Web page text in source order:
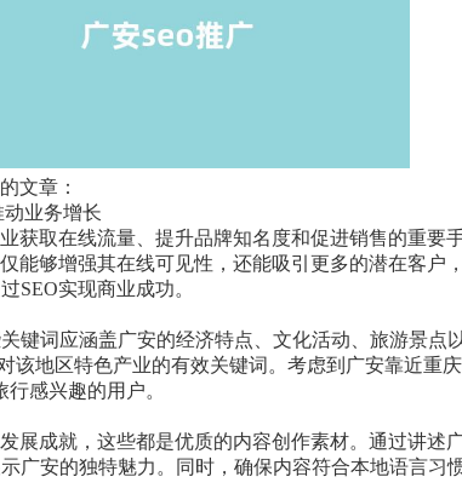
文章：
业务增长
获取在线流量、提升品牌知名度和促进销售的重要
能够增强其在线可见性，还能吸引更多的潜在客户
SEO实现商业成功。
键词应涵盖广安的经济特点、文化活动、旅游景点
该地区特色产业的有效关键词。考虑到广安靠近重
感兴趣的用户。
展成就，这些都是优质的内容创作素材。通过讲述
广安的独特魅力。同时，确保内容符合本地语言习